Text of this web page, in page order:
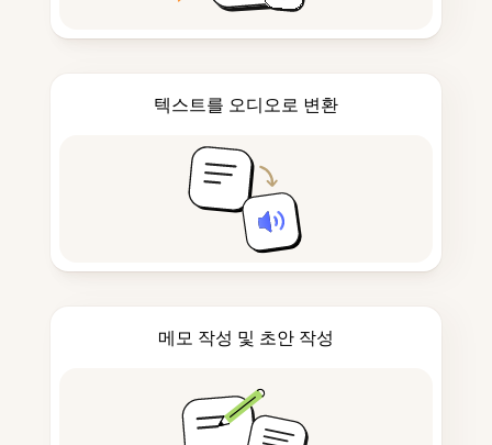
텍스트를 오디오로 변환
메모 작성 및 초안 작성